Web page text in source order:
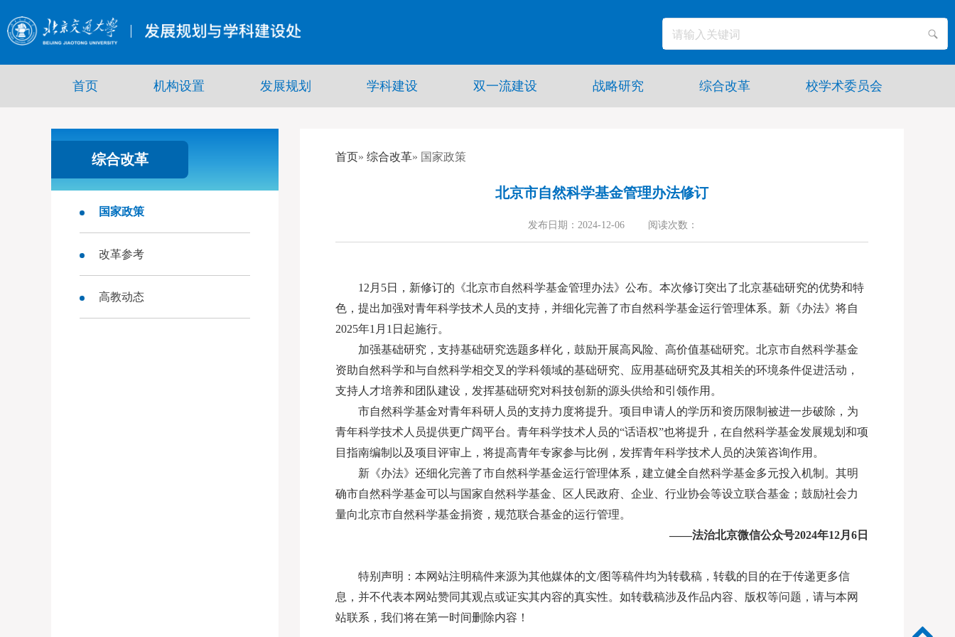
首页 机构设置 发展规划 学科建设 双一流建设 战略研究 综合改革 校学术委员会
综合改革
国家政策
改革参考
高教动态
首页» 综合改革» 国家政策
北京市自然科学基金管理办法修订
发布日期：2024-12-06 阅读次数：
12月5日，新修订的《北京市自然科学基金管理办法》公布。本次修订突出了北京基础研究的优势和特
色，提出加强对青年科学技术人员的支持，并细化完善了市自然科学基金运行管理体系。新《办法》将自
2025年1月1日起施行。
加强基础研究，支持基础研究选题多样化，鼓励开展高风险、高价值基础研究。北京市自然科学基金
资助自然科学和与自然科学相交叉的学科领域的基础研究、应用基础研究及其相关的环境条件促进活动，
支持人才培养和团队建设，发挥基础研究对科技创新的源头供给和引领作用。
市自然科学基金对青年科研人员的支持力度将提升。项目申请人的学历和资历限制被进一步破除，为
青年科学技术人员提供更广阔平台。青年科学技术人员的“话语权”也将提升，在自然科学基金发展规划和项
目指南编制以及项目评审上，将提高青年专家参与比例，发挥青年科学技术人员的决策咨询作用。
新《办法》还细化完善了市自然科学基金运行管理体系，建立健全自然科学基金多元投入机制。其明
确市自然科学基金可以与国家自然科学基金、区人民政府、企业、行业协会等设立联合基金；鼓励社会力
量向北京市自然科学基金捐资，规范联合基金的运行管理。
——法治北京微信公众号2024年12月6日
特别声明：本网站注明稿件来源为其他媒体的文/图等稿件均为转载稿，转载的目的在于传递更多信
息，并不代表本网站赞同其观点或证实其内容的真实性。如转载稿涉及作品内容、版权等问题，请与本网
站联系，我们将在第一时间删除内容！